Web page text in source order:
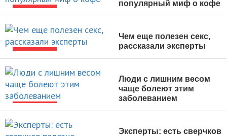
популярный миф о кофе
Чем еще полезен секс,
рассказали эксперты
НОВОСТИ
Люди с лишним весом
чаще болеют этим
заболеванием
Эксперты: есть сверчков